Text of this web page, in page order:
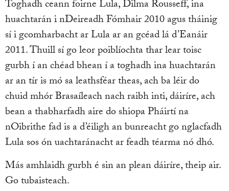
Toghadh ceann foirne Lula, Dilma Rousseff, ina
huachtarán i nDeireadh Fómhair 2010 agus tháinig
sí i gcomharbacht ar Lula ar an gcéad lá d’Eanáir
2011. Thuill sí go leor poiblíochta thar lear toisc
gurbh í an chéad bhean í a toghadh ina huachtarán
ar an tír is mó sa leathsféar theas, ach ba léir do
chuid mhór Brasaíleach nach raibh inti, dáiríre, ach
bean a thabharfadh aire do shiopa Pháirtí na
nOibrithe fad is a d’éiligh an bunreacht go nglacfadh
Lula sos ón uachtaránacht ar feadh téarma nó dhó.
Más amhlaidh gurbh é sin an plean dáiríre, theip air.
Go tubaisteach.